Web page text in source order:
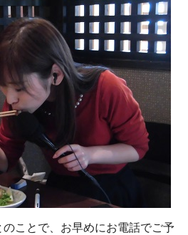
ことで、お早めにお電話でご予